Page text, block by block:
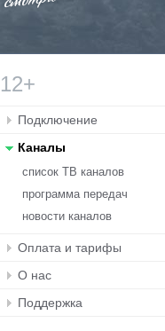
12+
Подключение
Каналы
список ТВ каналов
программа передач
новости каналов
Оплата и тарифы
О нас
Поддержка